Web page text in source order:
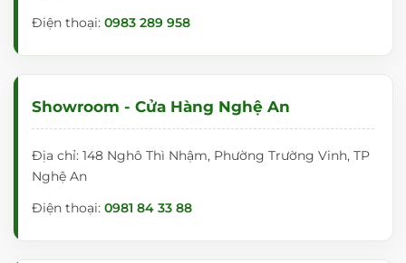
Điện thoại: 0983 289 958
Showroom - Cửa Hàng Nghệ An
Địa chỉ: 148 Nghô Thì Nhậm, Phường Trường Vinh, TP
Nghệ An
Điện thoại: 0981 84 33 88